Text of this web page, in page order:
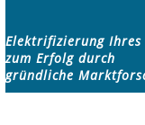
Elektrifizierung Ihres
zum Erfolg durch
gründliche